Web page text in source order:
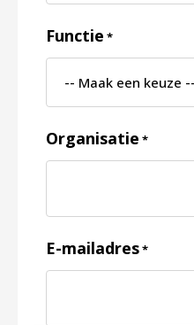
Functie *
Organisatie *
E-mailadres*